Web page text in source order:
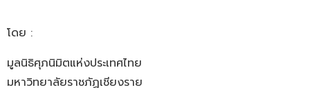
โดย :
มูลนิธิศุภนิมิตแห่งประเทศไทย
มหาวิทยาลัยราชภัฏเชียงราย